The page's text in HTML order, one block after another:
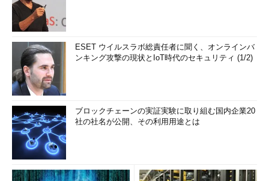
ESET ウイルスラボ総責任者に聞く、オンラインバ
ンキング攻撃の現状とIoT時代のセキュリティ (1/2)
ブロックチェーンの実証実験に取り組む国内企業20
社の社名が公開、その利用用途とは